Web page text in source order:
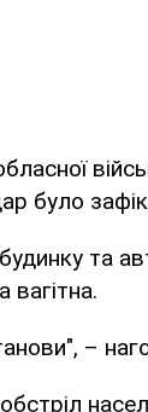
було
та
–